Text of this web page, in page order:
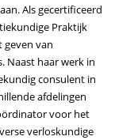
Als gecertificeerd
Praktijk
geven van
Naast haar werk in
consulent in
afdelingen
voor het
verloskundige